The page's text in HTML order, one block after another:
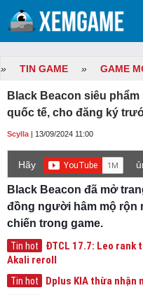
» TIN GAME » GAME
Black Beacon siêu
quốc tế, cho đăng ký
Scylla | 13/09/2024 11:00
Hãy
game mới hơn nhé!
Black Beacon đã mở
đồng người hâm mộ rộn
chiến trong game.
Tin hot
ĐTCL 17.7: Leo rank
Akali reroll
Tin hot Dplus KIA thừa nhận